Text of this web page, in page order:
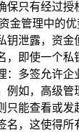
保只有经过
金管理中的
钥泄露，资金
，即使一个私
：多签允许
例如，高级
只能查看或发
名，这使得所